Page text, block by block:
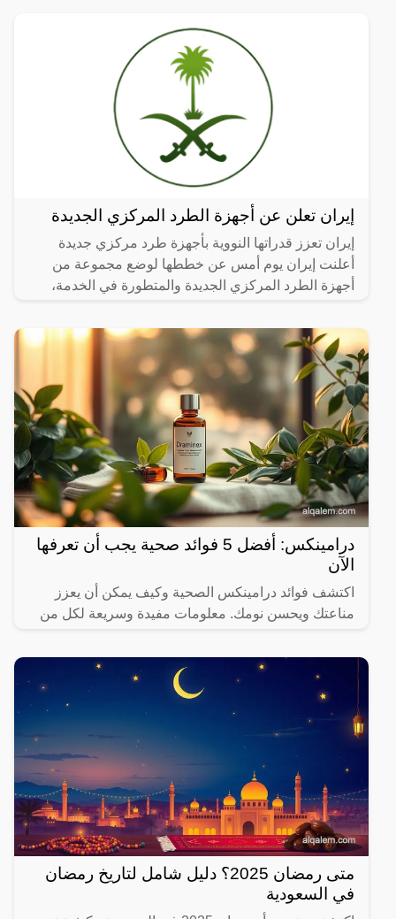
إيران تعلن عن أجهزة الطرد المركزي الجديدة
إيران تعزز قدراتها النووية بأجهزة طرد مركزي جديدة
أعلنت إيران يوم أمس عن خططها لوضع مجموعة من
أجهزة الطرد المركزي الجديدة والمتطورة في الخدمة،
درامينكس: أفضل 5 فوائد صحية يجب أن تعرفها
الآن
اكتشف فوائد درامينكس الصحية وكيف يمكن أن يعزز
مناعتك ويحسن نومك. معلومات مفيدة وسريعة لكل من
متى رمضان 2025؟ دليل شامل لتاريخ رمضان
في السعودية